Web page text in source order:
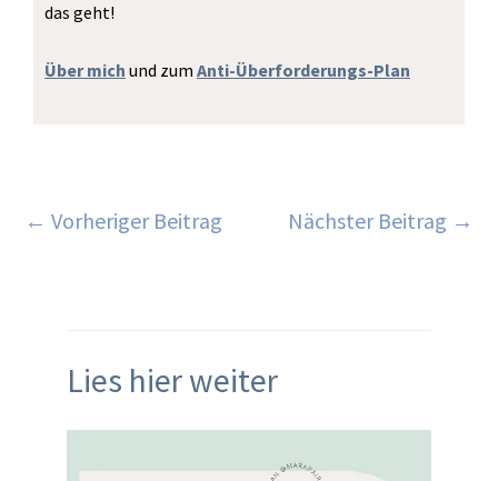
das geht!
Über mich und zum Anti-Überforderungs-Plan
← Vorheriger Beitrag Nächster Beitrag →
Lies hier weiter